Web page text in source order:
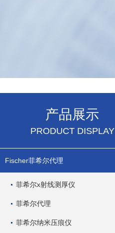
产品展示
PRODUCT DISPLAY
Fischer菲希尔代理
菲希尔x射线测厚仪
菲希尔代理
菲希尔纳米压痕仪